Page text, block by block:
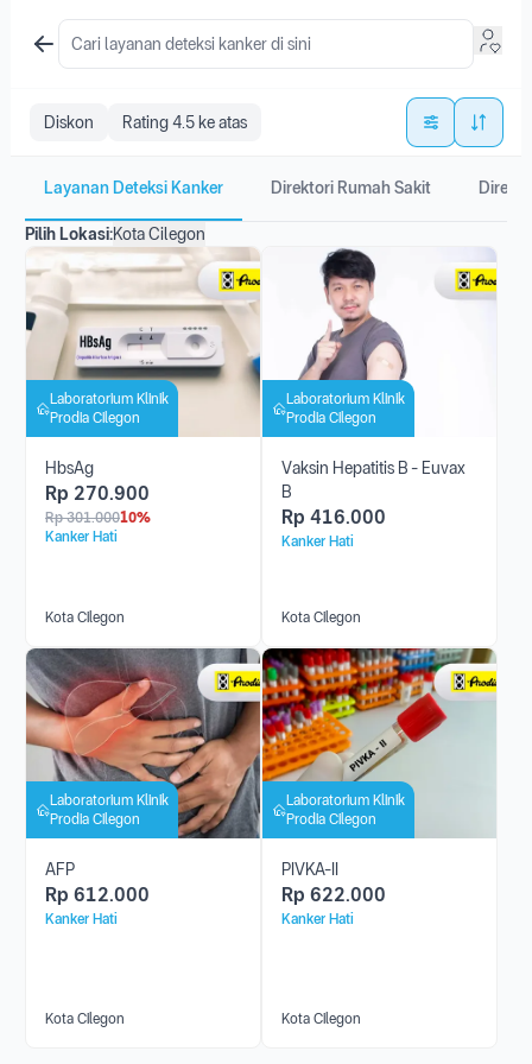
Diskon Rating 4.5 ke atas
Layanan Deteksi Kanker Direktori Rumah Sakit
Pilih Lokasi:Kota Cilegon
Laboratorium Klinik
Prodia Cilegon
HbsAg
Rp 270.900
Rp 301.00010%
Kanker Hati
Kota Cilegon
Laboratorium Klinik
Prodia Cilegon
Vaksin Hepatitis B - Euvax
B
Rp 416.000
Kanker Hati
Kota Cilegon
Laboratorium Klinik
Prodia Cilegon
AFP
Rp 612.000
Kanker Hati
Kota Cilegon
Laboratorium Klinik
Prodia Cilegon
PIVKA-II
Rp 622.000
Kanker Hati
Kota Cilegon